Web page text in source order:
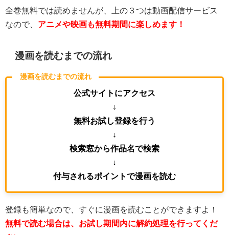
全巻無料では読めませんが、上の３つは動画配信サービス
なので、 アニメや映画も無料期間に楽しめます！
漫画を読むまでの流れ
漫画を読むまでの流れ
公式サイトにアクセス
↓
無料お試し登録を行う
↓
検索窓から作品名で検索
↓
付与されるポイントで漫画を読む
登録も簡単なので、すぐに漫画を読むことができますよ！
無料で読む場合は、お試し期間内に解約処理を行ってくだ